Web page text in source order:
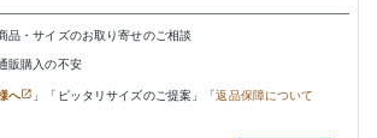
品・サイズのお取り寄せのご相談
販購入の不安
へ 」「ピッタリサイズのご提案」「返品保障について